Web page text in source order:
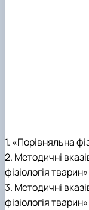
1. «Порівняльна
2. Методичні
фізіологія
3. Методичні
фізіологія